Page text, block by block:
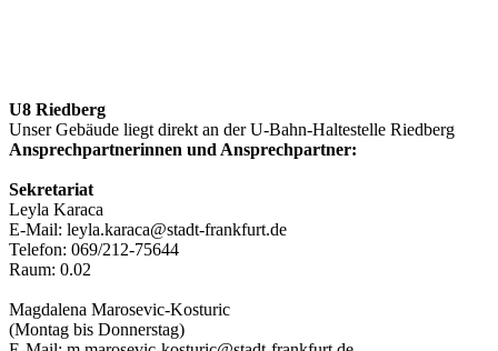
U8 Riedberg
Unser Gebäude liegt direkt an der U-Bahn-Haltestelle Riedberg
Ansprechpartnerinnen und Ansprechpartner:
Sekretariat
Leyla Karaca
E-Mail: leyla.karaca@stadt-frankfurt.de
Telefon: 069/212-75644
Raum: 0.02
Magdalena Marosevic-Kosturic
(Montag bis Donnerstag)